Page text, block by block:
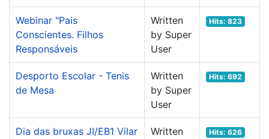
Webinar "Pais
Conscientes. Filhos
Responsáveis
Written
by Super
User
Hits: 823
Desporto Escolar - Tenis
de Mesa
Written
by Super
User
Hits: 692
Dia das bruxas JI/EB1 Vilar
Written
Hits: 626